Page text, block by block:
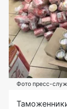
Фото пресс-